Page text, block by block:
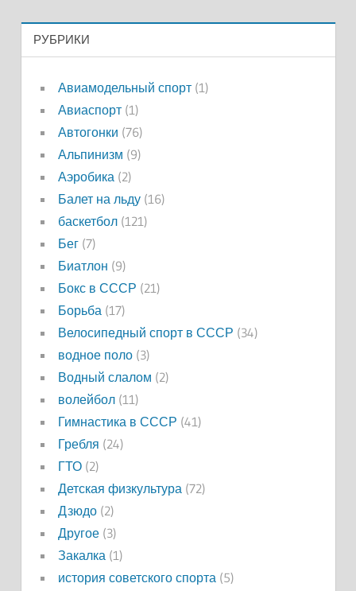
РУБРИКИ
Авиамодельный спорт(1)
Авиаспорт(1)
Автогонки (76)
Альпинизм (9)
Аэробика(2)
Балет на льду(16)
баскетбол(121)
Бег(7)
Биатлон (9)
Бокс в СССР (21)
Борьба(17)
Велосипедный спорт в СССР (34)
водное поло(3)
Водный слалом (2)
волейбол(11)
Гимнастика в СССР (41)
Гребля (24)
ГТО(2)
Детская физкультура(72)
Дзюдо(2)
Другое(3)
Закалка(1)
история советского спорта(5)